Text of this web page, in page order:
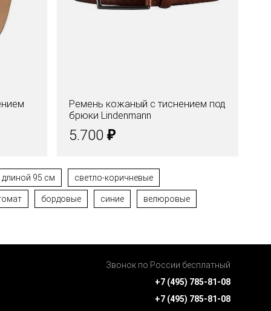
Ремень кожаный с тиснением под
брюки Lindenmann
5.700 ₽
длиной 95 см светло-коричневые
бордовые синие велюровые
Звонок по России бесплатный
+7 (495) 785-81-08
+7 (495) 785-81-08